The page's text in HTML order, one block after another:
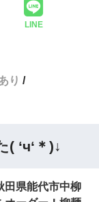
LINE
り
‘ч‘＊)↓
田県能代市中柳